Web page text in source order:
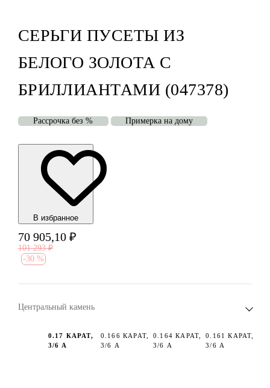
СЕРЬГИ ПУСЕТЫ ИЗ
БЕЛОГО ЗОЛОТА С
БРИЛЛИАНТАМИ (047378)
Рассрочка без % Примерка на дому
В избранноe
70 905,10 ₽
101 293 ₽
-30 %
Центральный камень
0.17 КАРАТ,
3/6 А
0.166 КАРАТ,
3/6 А
0.164 КАРАТ,
3/6 А
0.161 КАРАТ,
3/6 А